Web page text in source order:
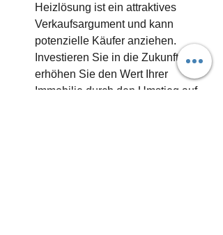
Heizlösung ist ein attraktives
Verkaufsargument und kann
potenzielle Käufer anziehen.
Investieren Sie in die Zukunft und
erhöhen Sie den Wert Ihrer
Immobilie durch den Umstieg auf